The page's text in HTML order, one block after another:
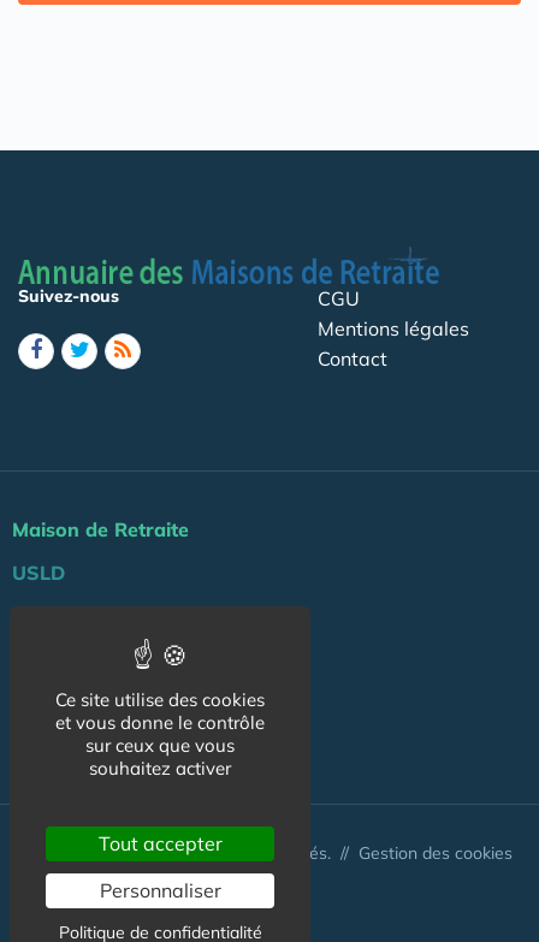
Suivez-nous
CGU
Mentions légales
Contact
Maison de Retraite
USLD
Professionnels
NOS AUTRES SITES :
© Australis 2026 - Tous droits réservés. // Gestion des cookies
Ce site utilise des cookies
et vous donne le contrôle
sur ceux que vous
souhaitez activer
Tout accepter
Personnaliser
Politique de confidentialité